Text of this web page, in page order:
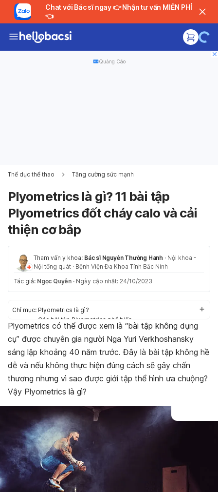
Chat với Bác sĩ ngay 👉 Nhận tư vấn MIỄN PHÍ
👈
Quảng Cáo
Thể dục thể thao Tăng cường sức mạnh
Plyometrics là gì? 11 bài tập
Plyometrics đốt cháy calo và cải
thiện cơ bắp
Tham vấn y khoa: Bác sĩ Nguyễn Thường Hanh · Nội khoa -
Nội tổng quát · Bệnh Viện Đa Khoa Tỉnh Bắc Ninh
Tác giả: Ngọc Quyên · Ngày cập nhật: 24/10/2023
Chỉ mục: Plyometrics là gì?
Các bài tập Plyometrics phổ biến
Tips tập Plyometrics cho người mới bắt đầu
Plyometrics có thể được xem là “bài tập không dụng
cụ” được chuyên gia người Nga Yuri Verkhoshansky
sáng lập khoảng 40 năm trước. Đây là bài tập không hề
dễ và nếu không thực hiện đúng cách sẽ gây chấn
thương nhưng vì sao được giới tập thể hình ưa chuộng?
Vậy Plyometrics là gì?